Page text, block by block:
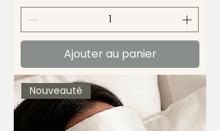
Ajouter au panier
Nouveauté